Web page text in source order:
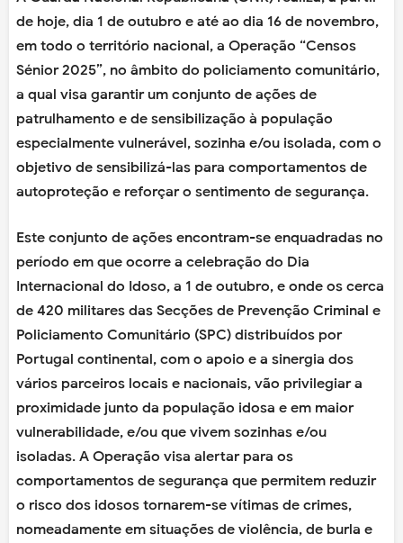
de hoje, dia 1 de outubro e até ao dia 16 de novembro,
em todo o território nacional, a Operação “Censos
Sénior 2025”, no âmbito do policiamento comunitário,
a qual visa garantir um conjunto de ações de
patrulhamento e de sensibilização à população
especialmente vulnerável, sozinha e/ou isolada, com o
objetivo de sensibilizá-las para comportamentos de
autoproteção e reforçar o sentimento de segurança.
Este conjunto de ações encontram-se enquadradas no
período em que ocorre a celebração do Dia
Internacional do Idoso, a 1 de outubro, e onde os cerca
de 420 militares das Secções de Prevenção Criminal e
Policiamento Comunitário (SPC) distribuídos por
Portugal continental, com o apoio e a sinergia dos
vários parceiros locais e nacionais, vão privilegiar a
proximidade junto da população idosa e em maior
vulnerabilidade, e/ou que vivem sozinhas e/ou
isoladas. A Operação visa alertar para os
comportamentos de segurança que permitem reduzir
o risco dos idosos tornarem-se vítimas de crimes,
nomeadamente em situações de violência, de burla e